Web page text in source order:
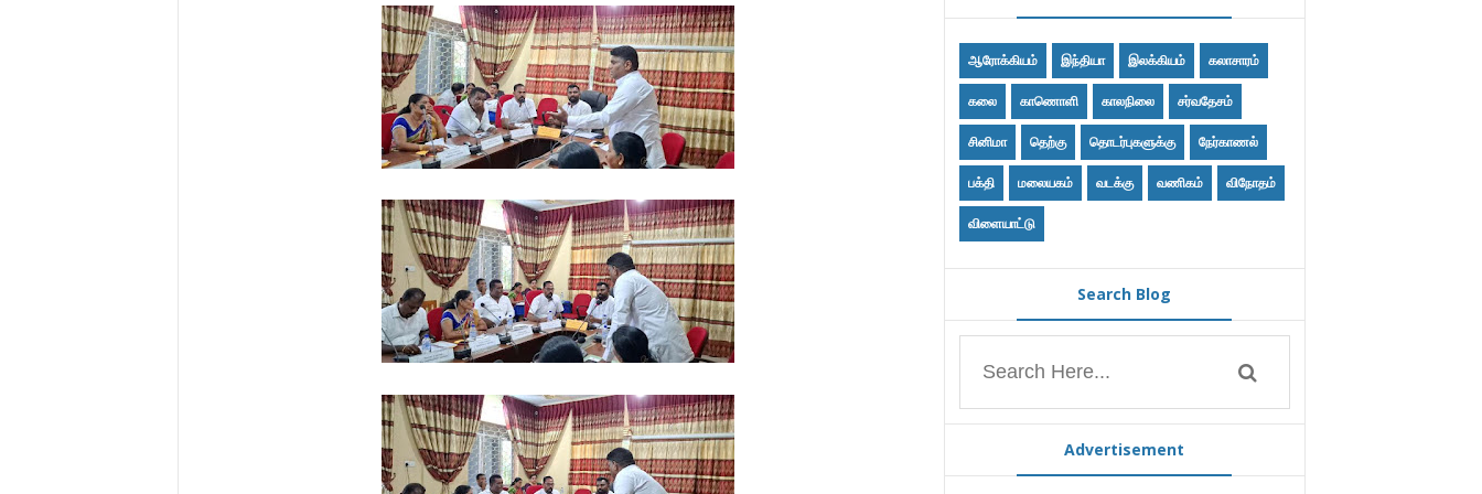
ஆரோக்கியம் இந்தியா இலக்கியம் கலாசாரம்
கலை காணொளி காலநிலை சர்வதேசம்
சினிமா தெற்கு தொடர்புகளுக்கு நேர்காணல்
பக்தி மலையகம் வடக்கு வணிகம் விநோதம்
விளையாட்டு
Search Blog
Advertisement